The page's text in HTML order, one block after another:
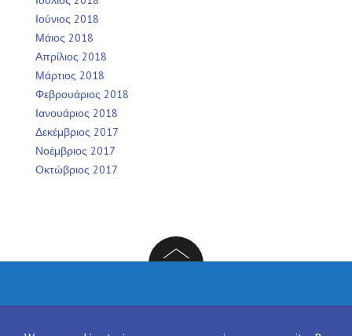
Ιούνιος 2018
Μάιος 2018
Απρίλιος 2018
Μάρτιος 2018
Φεβρουάριος 2018
Ιανουάριος 2018
Δεκέμβριος 2017
Νοέμβριος 2017
Οκτώβριος 2017